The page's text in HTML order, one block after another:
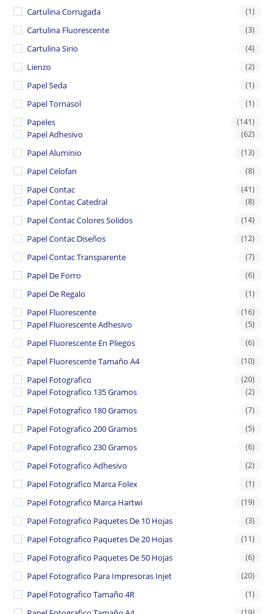
Cartulina Corrugada (1)
Cartulina Fluorescente (3)
Cartulina Sirio (4)
Lienzo (2)
Papel Seda (1)
Papel Tornasol (1)
Papeles (141)
Papel Adhesivo (62)
Papel Aluminio (13)
Papel Celofan (8)
Papel Contac (41)
Papel Contac Catedral (8)
Papel Contac Colores Solidos (14)
Papel Contac Diseños (12)
Papel Contac Transparente (7)
Papel De Forro (6)
Papel De Regalo (1)
Papel Fluorescente (16)
Papel Fluorescente Adhesivo (5)
Papel Fluorescente En Pliegos (6)
Papel Fluorescente Tamaño A4 (10)
Papel Fotografico (20)
Papel Fotografico 135 Gramos (2)
Papel Fotografico 180 Gramos (7)
Papel Fotografico 200 Gramos (5)
Papel Fotografico 230 Gramos (6)
Papel Fotografico Adhesivo (2)
Papel Fotografico Marca Folex (1)
Papel Fotografico Marca Hartwi (19)
Papel Fotografico Paquetes De 10 Hojas (3)
Papel Fotografico Paquetes De 20 Hojas (11)
Papel Fotografico Paquetes De 50 Hojas (6)
Papel Fotografico Para Impresoras Injet (20)
Papel Fotografico Tamaño 4R (1)